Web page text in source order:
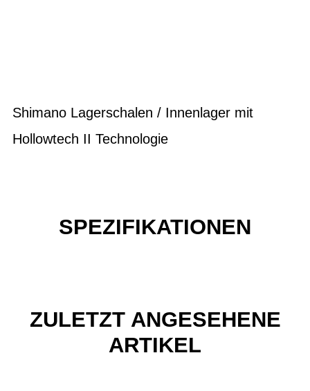
Shimano Lagerschalen / Innenlager mit
Hollowtech II Technologie
SPEZIFIKATIONEN
ZULETZT ANGESEHENE
ARTIKEL